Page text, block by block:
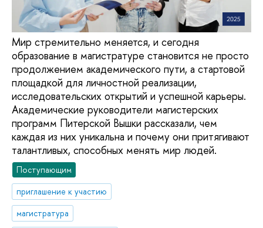
Мир стремительно меняется, и сегодня
образование в магистратуре становится не просто
продолжением академического пути, а стартовой
площадкой для личностной реализации,
исследовательских открытий и успешной карьеры.
Академические руководители магистерских
программ Питерской Вышки рассказали, чем
каждая из них уникальна и почему они притягивают
талантливых, способных менять мир людей.
Поступающим
приглашение к участию
магистратура